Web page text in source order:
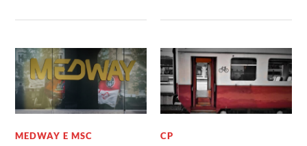
MEDWAY E MSC CP